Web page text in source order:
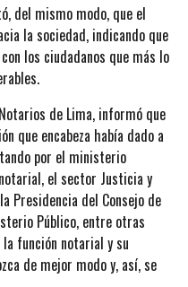
del mismo modo, que el
la sociedad, indicando que
los ciudadanos que más lo
de Lima, informó que
que encabeza había dado a
por el ministerio
el sector Justicia y
Presidencia del Consejo de
Público, entre otras
función notarial y su
de mejor modo y, así, se